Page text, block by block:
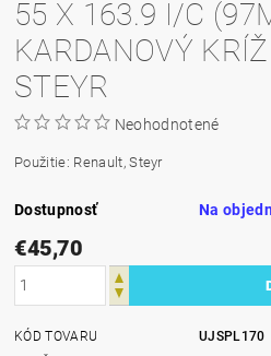
55 X 163.9 I/C
KARDANOVÝ
STEYR
Neohodnotené
Použitie: Renault, Steyr
Dostupnosť Na
€45,70
KÓD TOVARU
UJSPL170